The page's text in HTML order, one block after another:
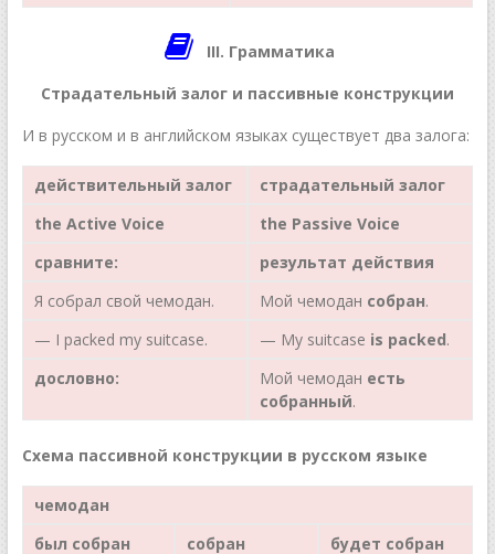
III. Грамматика
Страдательный залог и пассивные конструкции
И в русском и в английском языках существует два залога:
действительный залог
страдательный залог
the Active Voice the Passive Voice
сравните:
результат действия
Я собрал свой чемодан.
Мой чемодан собран.
— I packed my suitcase.
— My suitcase is packed.
дословно:
Мой чемодан есть
собранный.
Схема пассивной конструкции в русском языке
чемодан
был собран собран будет собран